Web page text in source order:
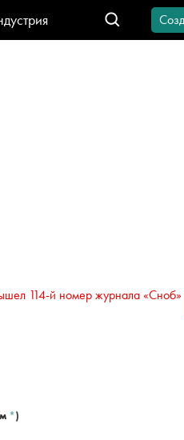
114-й номер журнала «Сноб»
*)